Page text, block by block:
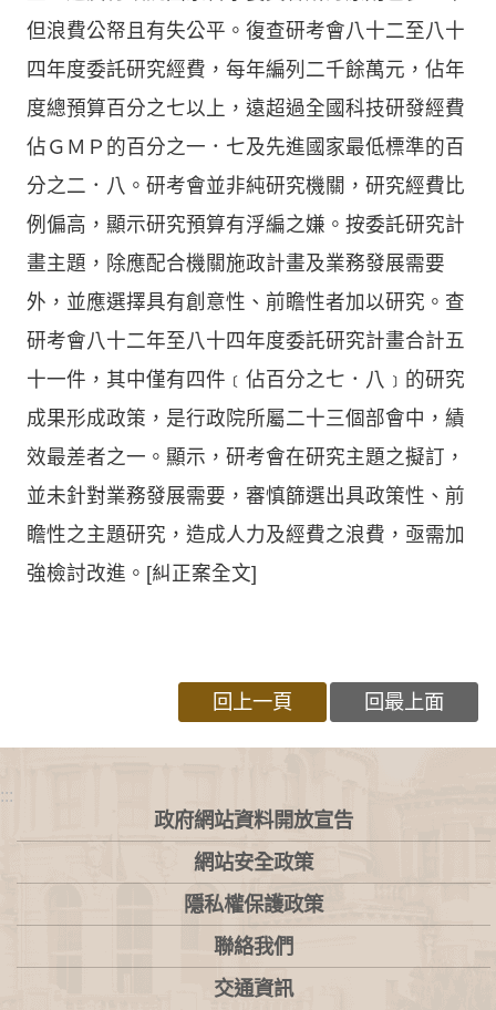
但浪費公帑且有失公平。復查研考會八十二至八十
四年度委託研究經費，每年編列二千餘萬元，佔年
度總預算百分之七以上，遠超過全國科技研發經費
佔ＧＭＰ的百分之一．七及先進國家最低標準的百
分之二．八。研考會並非純研究機關，研究經費比
例偏高，顯示研究預算有浮編之嫌。按委託研究計
畫主題，除應配合機關施政計畫及業務發展需要
外，並應選擇具有創意性、前瞻性者加以研究。查
研考會八十二年至八十四年度委託研究計畫合計五
十一件，其中僅有四件﹝佔百分之七．八﹞的研究
成果形成政策，是行政院所屬二十三個部會中，績
效最差者之一。顯示，研考會在研究主題之擬訂，
並未針對業務發展需要，審慎篩選出具政策性、前
瞻性之主題研究，造成人力及經費之浪費，亟需加
強檢討改進。[糾正案全文]
回上一頁 回最上面
:::
政府網站資料開放宣告
網站安全政策
隱私權保護政策
聯絡我們
交通資訊